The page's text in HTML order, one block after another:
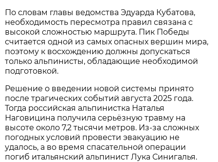
По словам главы ведомства Эдуарда Кубатова,
необходимость пересмотра правил связана с
высокой сложностью маршрута. Пик Победы
считается одной из самых опасных вершин мира,
поэтому к восхождению должны допускаться
только альпинисты, обладающие необходимой
подготовкой.
Решение о введении новой системы принято
после трагических событий августа 2025 года.
Тогда российская альпинистка Наталья
Наговицина получила серьёзную травму на
высоте около 7,2 тысячи метров. Из-за сложных
погодных условий провести эвакуацию не
удалось, а во время спасательной операции
погиб итальянский альпинист Лука Синигалья.